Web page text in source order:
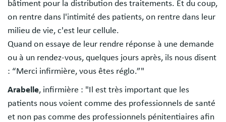
bâtiment pour la distribution des traitements. Et du coup,
on rentre dans l'intimité des patients, on rentre dans leur
milieu de vie, c'est leur cellule.
Quand on essaye de leur rendre réponse à une demande
ou à un rendez-vous, quelques jours après, ils nous disent
: “Merci infirmière, vous êtes réglo.”"
Arabelle, infirmière : "Il est très important que les
patients nous voient comme des professionnels de santé
et non pas comme des professionnels pénitentiaires afin